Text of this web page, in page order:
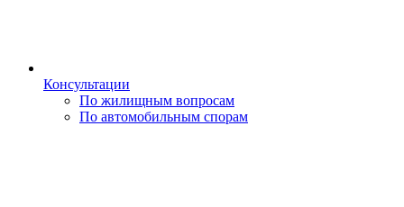
Консультации
По жилищным вопросам
По автомобильным спорам